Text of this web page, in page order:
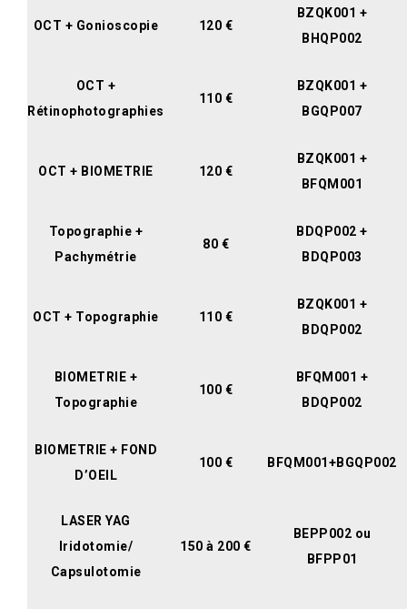
OCT + Gonioscopie 120 €
BZQK001 +
BHQP002
OCT +
Rétinophotographies
110 €
BZQK001 +
BGQP007
OCT + BIOMETRIE 120 €
BZQK001 +
BFQM001
Topographie +
Pachymétrie
80 €
BDQP002 +
BDQP003
OCT + Topographie 110 €
BZQK001 +
BDQP002
BIOMETRIE +
Topographie
100 €
BFQM001 +
BDQP002
BIOMETRIE + FOND
D’OEIL
100 € BFQM001+BGQP002
LASER YAG
Iridotomie/
Capsulotomie
150 à 200 €
BEPP002 ou
BFPP01